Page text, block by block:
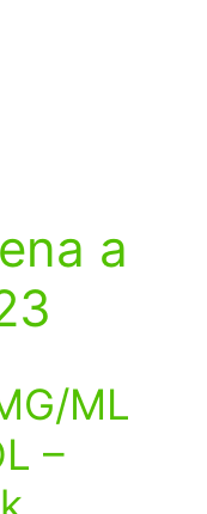
a
ML
–